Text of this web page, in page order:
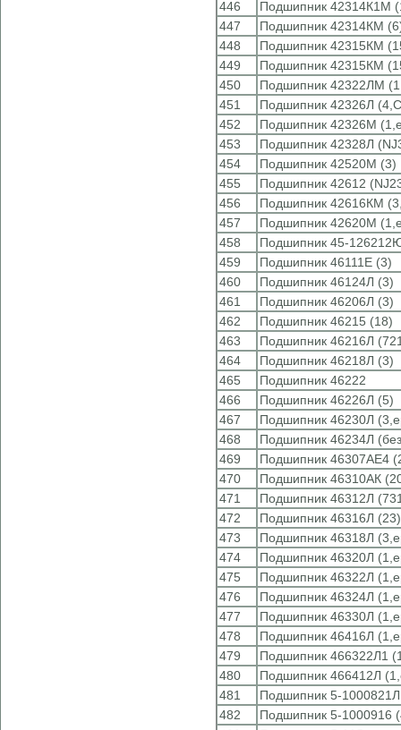
446
Подшипник 42314К1М
447
Подшипник 42314КМ
448
Подшипник 42315КМ
449
Подшипник 42315КМ
450
Подшипник 42322ЛМ
451
Подшипник 42326Л
452
Подшипник 42326М
453
Подшипник 42328Л
454
Подшипник 42520М (3)
455
Подшипник 42612
456
Подшипник 42616КМ
457
Подшипник 42620М
458
Подшипник 45-
459
Подшипник 46111Е (3)
460
Подшипник 46124Л (3)
461
Подшипник 46206Л (3)
462
Подшипник 46215 (18)
463
Подшипник 46216Л
464
Подшипник 46218Л (3)
465
Подшипник 46222
466
Подшипник 46226Л (5)
467
Подшипник 46230Л
468
Подшипник 46234Л
469
Подшипник 46307АЕ4
470
Подшипник 46310АК
471
Подшипник 46312Л
472
Подшипник 46316Л (23)
473
Подшипник 46318Л
474
Подшипник 46320Л
475
Подшипник 46322Л
476
Подшипник 46324Л
477
Подшипник 46330Л
478
Подшипник 46416Л
479
Подшипник 466322Л1
480
Подшипник 466412Л
481
Подшипник 5-
482
Подшипник 5-1000916